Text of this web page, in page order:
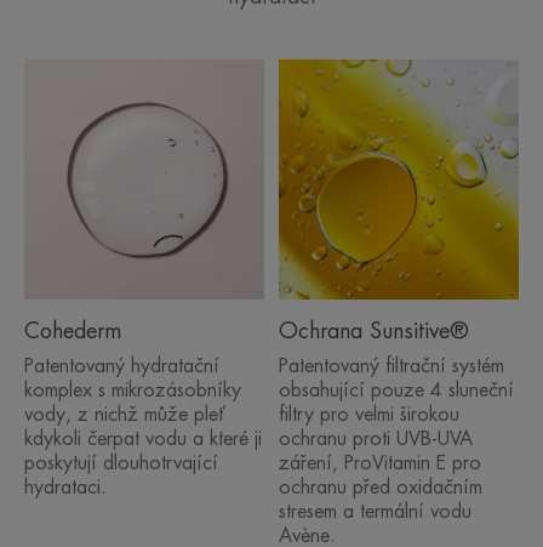
Cohederm
Patentovaný hydratační
komplex s mikrozásobníky
vody, z nichž může pleť
kdykoli čerpat vodu a které ji
poskytují dlouhotrvající
hydrataci.
Ochrana Sunsitive®
Patentovaný filtrační systém
obsahující pouze 4 sluneční
filtry pro velmi širokou
ochranu proti UVB-UVA
záření, ProVitamin E pro
ochranu před oxidačním
stresem a termální vodu
Avène.